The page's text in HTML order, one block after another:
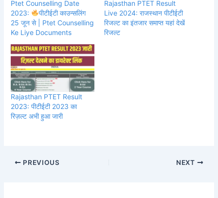
Ptet Counselling Date
2023:
पीटीईटी काउन्सलिंग
25 जून से | Ptet Counselling
Ke Liye Documents
Rajasthan PTET Result
Live 2024: राजस्थान पीटीईटी
रिजल्ट का इंतजार समाप्त यहां देखें
रिजल्ट
Rajasthan PTET Result
2023: पीटीईटी 2023 का
रिज़ल्ट अभी हुआ जारी
PREVIOUS NEXT